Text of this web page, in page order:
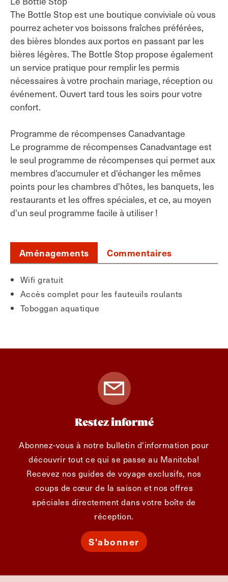
The Bottle Stop est une boutique conviviale où vous
pourrez acheter vos boissons fraîches préférées,
des bières blondes aux portos en passant par les
bières légères. The Bottle Stop propose également
un service pratique pour remplir les permis
nécessaires à votre prochain mariage, réception ou
événement. Ouvert tard tous les soirs pour votre
confort.
Programme de récompenses Canadvantage
Le programme de récompenses Canadvantage est
le seul programme de récompenses qui permet aux
membres d'accumuler et d'échanger les mêmes
points pour les chambres d'hôtes, les banquets, les
restaurants et les offres spéciales, et ce, au moyen
d'un seul programme facile à utiliser !
Aménagements Commentaires
Wifi gratuit
Accès complet pour les fauteuils roulants
Toboggan aquatique
Restez informé
Abonnez-vous à notre bulletin d'information pour
découvrir tout ce qui se passe au Manitoba!
Recevez nos guides de voyage exclusifs, nos
coups de cœur de la saison et nos offres
spéciales directement dans votre boîte de
réception.
S'abonner